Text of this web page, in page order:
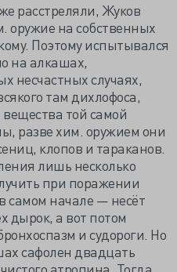
расстреляли, Жуков
оружие на собственных
Поэтому испытывался
на алкашах,
несчастных случаях,
там дихлофоса,
той самой
разве хим. оружием они
клопов и тараканов.
лишь несколько
при поражении
самом начале — несёт
дырок, а вот потом
и судороги. Но
сафолен двадцать